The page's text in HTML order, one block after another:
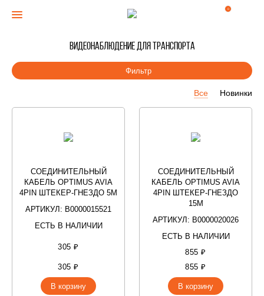
0
Видеонаблюдение для транспорта
Фильтр
Все Новинки
СОЕДИНИТЕЛЬНЫЙ
КАБЕЛЬ OPTIMUS AVIA
4PIN ШТЕКЕР-ГНЕЗДО 5М
АРТИКУЛ: В0000015521
ЕСТЬ В НАЛИЧИИ
305 ₽
305 ₽
В корзину
СОЕДИНИТЕЛЬНЫЙ
КАБЕЛЬ OPTIMUS AVIA
4PIN ШТЕКЕР-ГНЕЗДО
15М
АРТИКУЛ: В0000020026
ЕСТЬ В НАЛИЧИИ
855 ₽
855 ₽
В корзину